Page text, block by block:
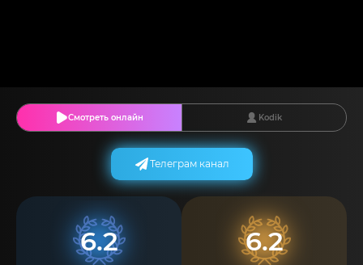
Смотреть онлайн Kodik
6.2 6.2
Телеграм канал